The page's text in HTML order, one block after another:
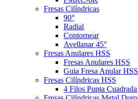
Fresas Cilíndricas
90°
Radial
Contornear
Avellanar 45°
Fresas Anulares HSS
Fresas Anulares HSS
Guia Fresa Anular HSS
Fresas Cilíndricas HSS
4 Filos Punta Cuadrada